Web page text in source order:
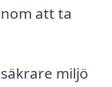
att ta
miljö